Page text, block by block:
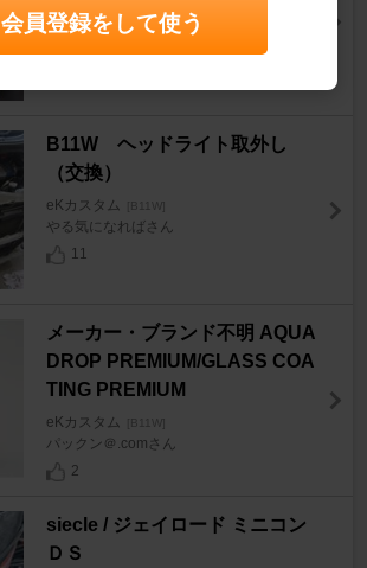
ぼうず！さん
4
B11W ヘッドライト取外し
（交換）
eKカスタム [B11W]
やる気になればさん
11
メーカー・ブランド不明 AQUA
DROP PREMIUM/GLASS COA
TING PREMIUM
eKカスタム [B11W]
パックン＠.comさん
2
siecle / ジェイロード ミニコン
ＤＳ
会員登録をして使う